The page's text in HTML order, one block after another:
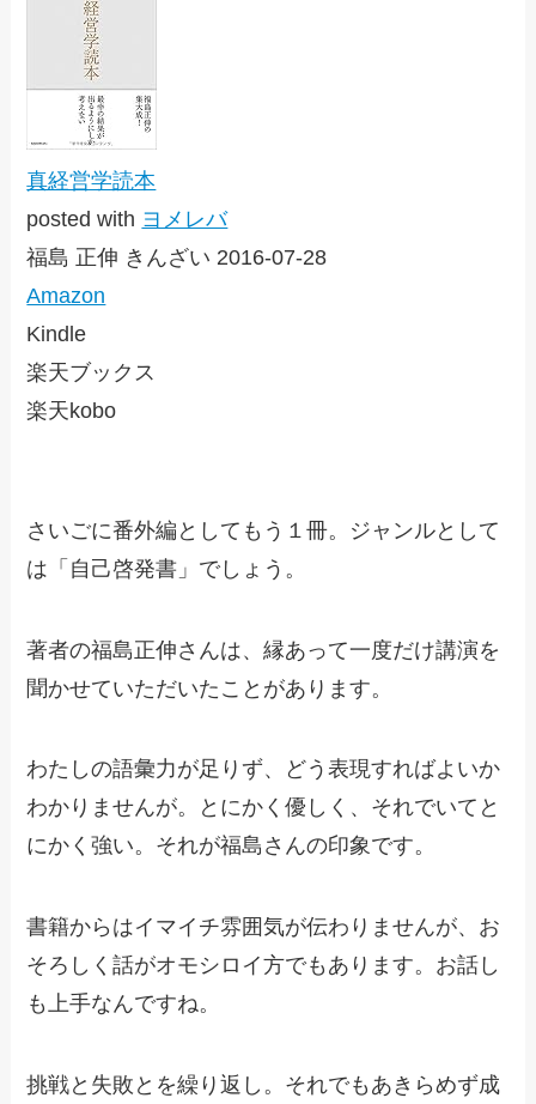
真経営学読本
posted with ヨメレバ
福島 正伸 きんざい 2016-07-28
Amazon
Kindle
楽天ブックス
楽天kobo
さいごに番外編としてもう１冊。ジャンルとして
は「自己啓発書」でしょう。
著者の福島正伸さんは、縁あって一度だけ講演を
聞かせていただいたことがあります。
わたしの語彙力が足りず、どう表現すればよいか
わかりませんが。とにかく優しく、それでいてと
にかく強い。それが福島さんの印象です。
書籍からはイマイチ雰囲気が伝わりませんが、お
そろしく話がオモシロイ方でもあります。お話し
も上手なんですね。
挑戦と失敗とを繰り返し。それでもあきらめず成